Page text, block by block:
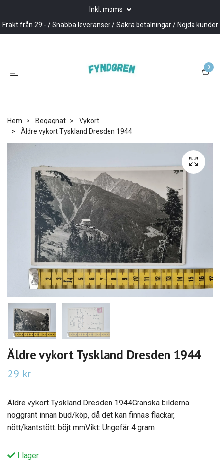
Inkl. moms
Frakt från 29:- / Snabba leveranser / Säkra betalningar / Nöjda kunder
0
Hem Begagnat
Vykort
Äldre vykort Tyskland Dresden 1944
Äldre vykort Tyskland Dresden 1944
29 kr
Äldre vykort Tyskland Dresden 1944Granska bilderna
noggrant innan bud/köp, då det kan finnas fläckar,
nött/kantstött, böjt mmVikt: Ungefär 4 gram
I lager.